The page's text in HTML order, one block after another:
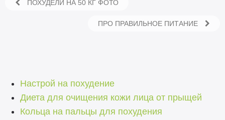
ПОХУДЕЛИ НА 50 КГ ФОТО
ПРО ПРАВИЛЬНОЕ ПИТАНИЕ
Настрой на похудение
Диета для очищения кожи лица от прыщей
Кольца на пальцы для похудения